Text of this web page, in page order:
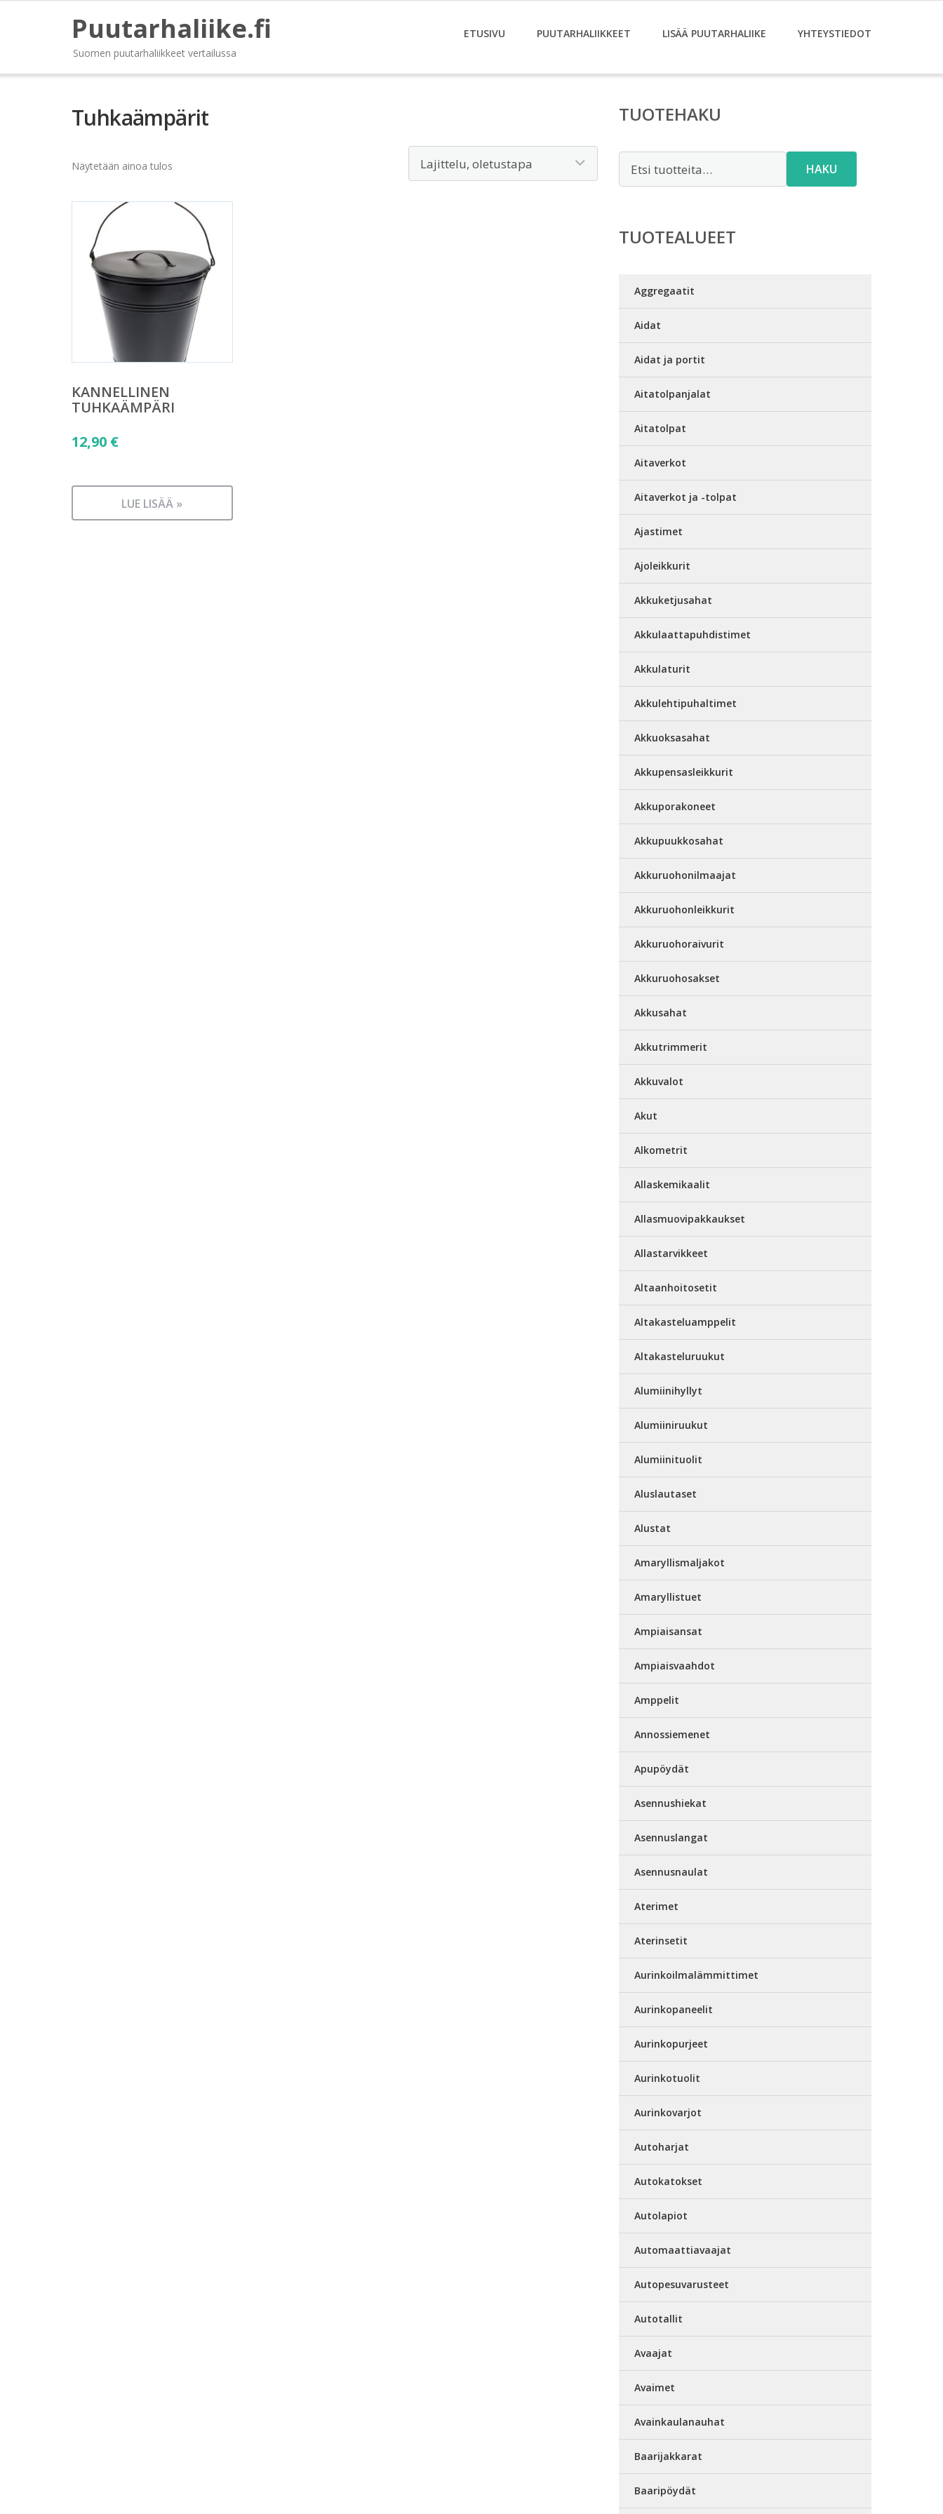
Puutarhaliike.fi
Suomen puutarhaliikkeet vertailussa
ETUSIVU PUUTARHALIIKKEET LISÄÄ PUUTARHALIIKE YHTEYSTIEDOT
Tuhkaämpärit
Näytetään ainoa tulos
KANNELLINEN
TUHKAÄMPÄRI
12,90 €
LUE LISÄÄ »
TUOTEHAKU
HAKU
TUOTEALUEET
Aggregaatit
Aidat
Aidat ja portit
Aitatolpanjalat
Aitatolpat
Aitaverkot
Aitaverkot ja -tolpat
Ajastimet
Ajoleikkurit
Akkuketjusahat
Akkulaattapuhdistimet
Akkulaturit
Akkulehtipuhaltimet
Akkuoksasahat
Akkupensasleikkurit
Akkuporakoneet
Akkupuukkosahat
Akkuruohonilmaajat
Akkuruohonleikkurit
Akkuruohoraivurit
Akkuruohosakset
Akkusahat
Akkutrimmerit
Akkuvalot
Akut
Alkometrit
Allaskemikaalit
Allasmuovipakkaukset
Allastarvikkeet
Altaanhoitosetit
Altakasteluamppelit
Altakasteluruukut
Alumiinihyllyt
Alumiiniruukut
Alumiinituolit
Aluslautaset
Alustat
Amaryllismaljakot
Amaryllistuet
Ampiaisansat
Ampiaisvaahdot
Amppelit
Annossiemenet
Apupöydät
Asennushiekat
Asennuslangat
Asennusnaulat
Aterimet
Aterinsetit
Aurinkoilmalämmittimet
Aurinkopaneelit
Aurinkopurjeet
Aurinkotuolit
Aurinkovarjot
Autoharjat
Autokatokset
Autolapiot
Automaattiavaajat
Autopesuvarusteet
Autotallit
Avaajat
Avaimet
Avainkaulanauhat
Baarijakkarat
Baaripöydät